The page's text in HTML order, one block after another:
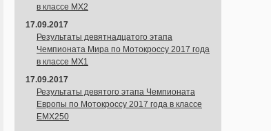
в классе MX2
17.09.2017
Результаты девятнадцатого этапа
Чемпионата Мира по Мотокроссу 2017 года
в классе MX1
17.09.2017
Результаты девятого этапа Чемпионата
Европы по Мотокроссу 2017 года в классе
EMX250